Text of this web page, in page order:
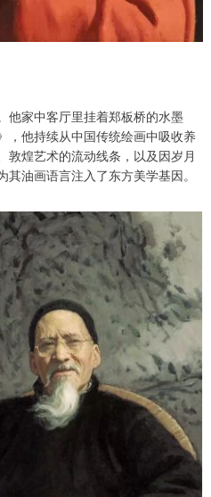
他家中客厅里挂着郑板桥的水墨
，他持续从中国传统绘画中吸收养
敦煌艺术的流动线条，以及因岁月
油画语言注入了东方美学基因。